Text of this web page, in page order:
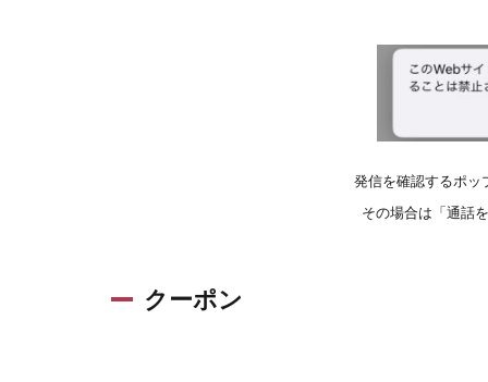
発信を確認するポッ
その場合は「通話
クーポン